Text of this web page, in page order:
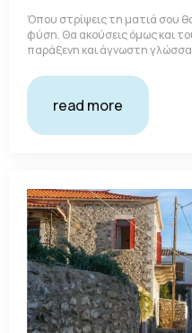
Όπου στρίψεις τη ματιά σου
φύση. Θα ακούσεις όμως και
παράξενη και άγνωστη
read more